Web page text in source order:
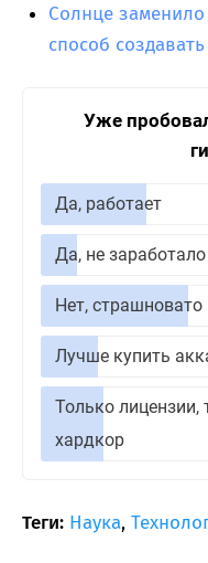
Солнце
способ
Уже
Да, работает
Да, не заработало
Нет, страшновато
Лучше купить
Только лицензии,
хардкор
Теги: Наука,